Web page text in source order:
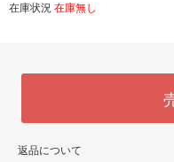
在庫状況 在庫無し
返品について